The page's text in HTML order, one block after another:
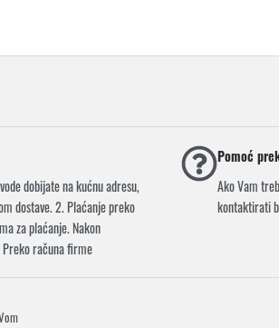
dobijate na kućnu adresu,
dostave. 2. Plaćanje preko
za plaćanje. Nakon
računa firme
Pomoć
Ako Vam
kontaktirati